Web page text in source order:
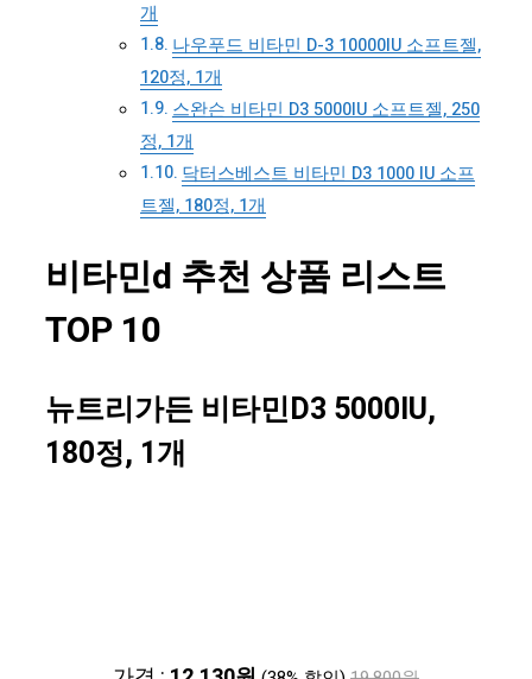
개
나우푸드 비타민 D-3 10000IU 소프트젤,
120정, 1개
스완슨 비타민 D3 5000IU 소프트젤, 250
정, 1개
닥터스베스트 비타민 D3 1000 IU 소프
트젤, 180정, 1개
비타민d 추천 상품 리스트
TOP 10
뉴트리가든 비타민D3 5000IU,
180정, 1개